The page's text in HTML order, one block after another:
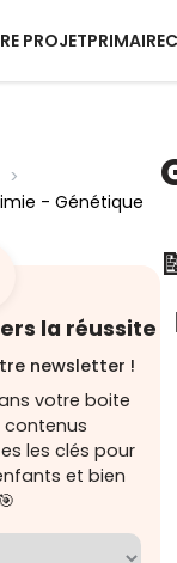
PROJETPRIMAIRE
>
- Génétique
la réussite
newsletter !
votre boite
contenus
les clés pour
et bien